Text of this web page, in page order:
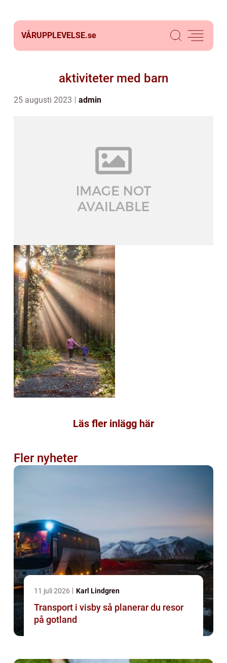
VÅRUPPLEVELSE.se
aktiviteter med barn
25 augusti 2023 admin
Läs fler inlägg här
Fler nyheter
11 juli 2026 Karl Lindgren
Transport i visby så planerar du resor
på gotland